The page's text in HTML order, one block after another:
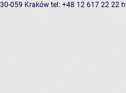
30-059 Kraków tel: +48 12 617 22 22